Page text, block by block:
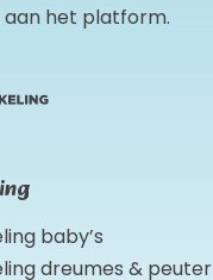
het platform.
baby’s
dreumes & peuter